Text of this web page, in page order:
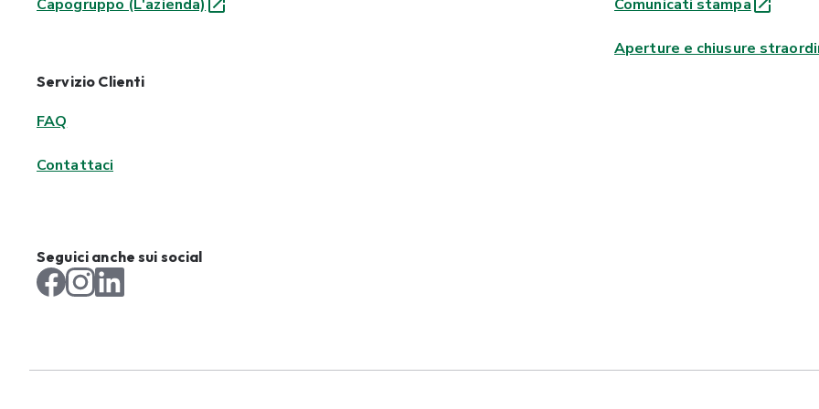
Capogruppo (L'azienda) Comunicati stampa
Aperture e chiusure
Servizio Clienti
FAQ
Contattaci
Seguici anche sui social